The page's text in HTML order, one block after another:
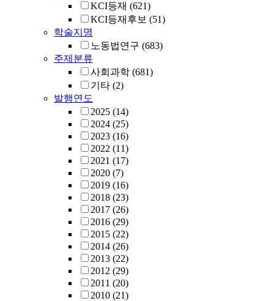
KCI등재 (621)
KCI등재후보 (51)
학술지명
노동법연구 (683)
주제분류
사회과학 (681)
기타 (2)
발행연도
2025 (14)
2024 (25)
2023 (16)
2022 (11)
2021 (17)
2020 (7)
2019 (16)
2018 (23)
2017 (26)
2016 (29)
2015 (22)
2014 (26)
2013 (22)
2012 (29)
2011 (20)
2010 (21)